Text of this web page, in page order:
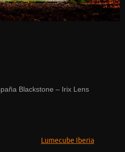
Blackstone – Irix Lens
Lumecube Iberia